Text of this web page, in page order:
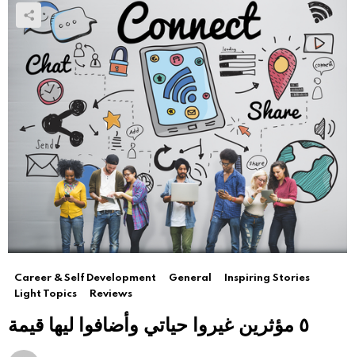
Career & Self Development General
Inspiring Stories
Light Topics
Reviews
٥ مؤثرين غيروا حياتي وأضافوا ليها قيمة